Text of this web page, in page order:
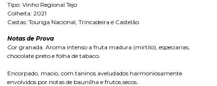
Tipo: Vinho Regional Tejo
Colheita: 2021
Castas: Touriga Nacional, Trincadeira e Castelão
Notas de Prova
Cor granada. Aroma intenso a fruta madura (mirtilo), especiarias,
chocolate preto e folha de tabaco.
Encorpado, macio, com taninos aveludados harmoniosamente
envolvidos por notas de baunilha e frutos secos.